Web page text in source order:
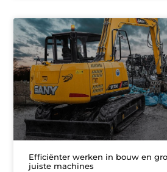
Efficiënter werken in bouw en
juiste machines